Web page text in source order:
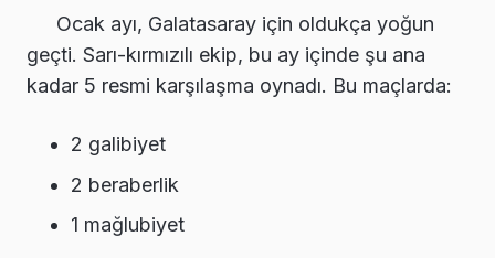
Ocak ayı, Galatasaray için oldukça yoğun
geçti. Sarı-kırmızılı ekip, bu ay içinde şu ana
kadar 5 resmi karşılaşma oynadı. Bu maçlarda:
2 galibiyet
2 beraberlik
1 mağlubiyet